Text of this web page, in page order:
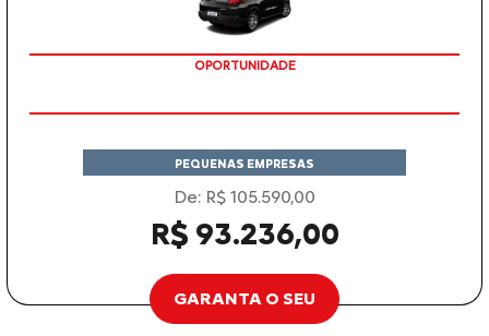
OPORTUNIDADE
PEQUENAS EMPRESAS
De: R$ 105.590,00
R$ 93.236,00
GARANTA O SEU